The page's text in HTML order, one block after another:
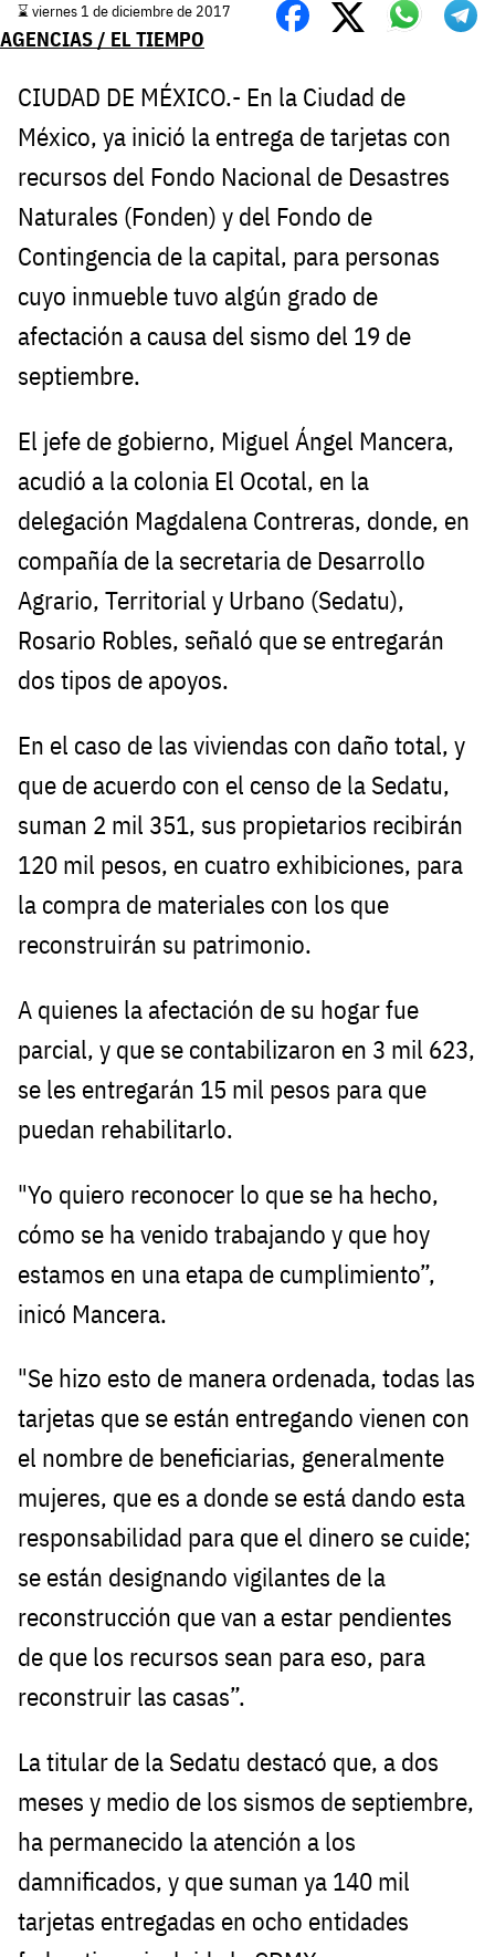
⌛️ viernes 1 de diciembre de 2017
AGENCIAS / EL TIEMPO
CIUDAD DE MÉXICO.- En la Ciudad de
México, ya inició la entrega de tarjetas con
recursos del Fondo Nacional de Desastres
Naturales (Fonden) y del Fondo de
Contingencia de la capital, para personas
cuyo inmueble tuvo algún grado de
afectación a causa del sismo del 19 de
septiembre.
El jefe de gobierno, Miguel Ángel Mancera,
acudió a la colonia El Ocotal, en la
delegación Magdalena Contreras, donde, en
compañía de la secretaria de Desarrollo
Agrario, Territorial y Urbano (Sedatu),
Rosario Robles, señaló que se entregarán
dos tipos de apoyos.
En el caso de las viviendas con daño total, y
que de acuerdo con el censo de la Sedatu,
suman 2 mil 351, sus propietarios recibirán
120 mil pesos, en cuatro exhibiciones, para
la compra de materiales con los que
reconstruirán su patrimonio.
A quienes la afectación de su hogar fue
parcial, y que se contabilizaron en 3 mil 623,
se les entregarán 15 mil pesos para que
puedan rehabilitarlo.
"Yo quiero reconocer lo que se ha hecho,
cómo se ha venido trabajando y que hoy
estamos en una etapa de cumplimiento”,
inicó Mancera.
"Se hizo esto de manera ordenada, todas las
tarjetas que se están entregando vienen con
el nombre de beneficiarias, generalmente
mujeres, que es a donde se está dando esta
responsabilidad para que el dinero se cuide;
se están designando vigilantes de la
reconstrucción que van a estar pendientes
de que los recursos sean para eso, para
reconstruir las casas”.
La titular de la Sedatu destacó que, a dos
meses y medio de los sismos de septiembre,
ha permanecido la atención a los
damnificados, y que suman ya 140 mil
tarjetas entregadas en ocho entidades